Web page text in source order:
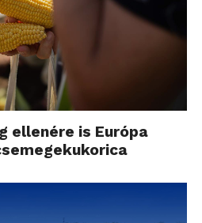
ellenére is Európa